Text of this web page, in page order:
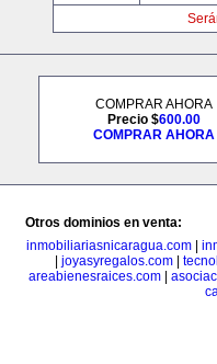
COMPRAR AHORA
Precio $600.00
COMPRAR AHORA
Otros dominios en venta:
inmobiliariasnicaragua.com|
joyasyregalos.com
areabienesraices.com|